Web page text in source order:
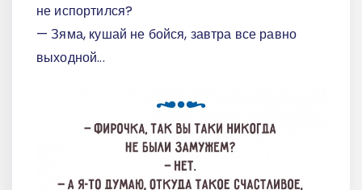
не испортился?
— Зяма, кушай не бойся, завтра все равно
выходной...